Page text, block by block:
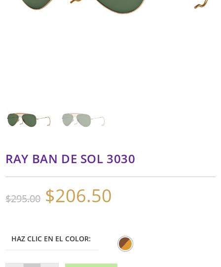
RAY BAN DE SOL 3030
$295.00
El
precio
original
$206.50
HAZ CLIC EN EL COLOR: